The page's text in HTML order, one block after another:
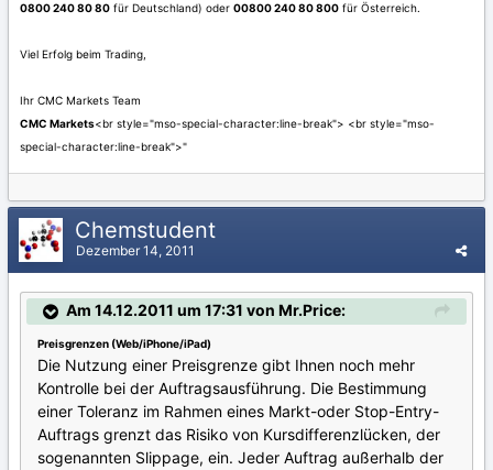
0800 240 80 80 für Deutschland) oder 00800 240 80 800 für Österreich.
Viel Erfolg beim Trading,
Ihr CMC Markets Team
CMC Markets<br style="mso-special-character:line-break"> <br style="mso-
special-character:line-break">"
Chemstudent
Dezember 14, 2011
Am 14.12.2011 um 17:31 von Mr.Price:
Preisgrenzen (Web/iPhone/iPad)
Die Nutzung einer Preisgrenze gibt Ihnen noch mehr
Kontrolle bei der Auftragsausführung. Die Bestimmung
einer Toleranz im Rahmen eines Markt-oder Stop-Entry-
Auftrags grenzt das Risiko von Kursdifferenzlücken, der
sogenannten Slippage, ein. Jeder Auftrag außerhalb der